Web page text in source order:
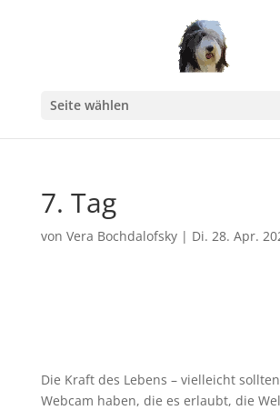
Seite wählen
7. Tag
von Vera Bochdalofsky| Di. 28. Apr.
Die Kraft des Lebens – vielleicht
Webcam haben, die es erlaubt, die